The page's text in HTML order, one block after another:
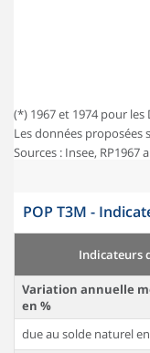
(*) 1967 et 1974 pour les
Les données proposées
Sources : Insee,
POP T3M -
Indicateurs
Variation annuelle
en %
due au solde naturel